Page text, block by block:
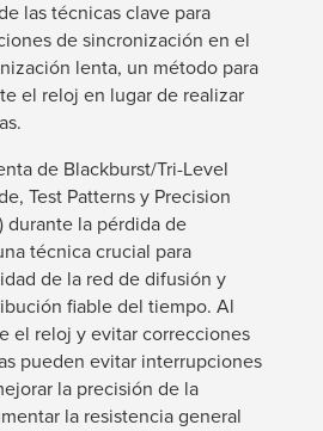
las técnicas clave para
de sincronización en el
lenta, un método para
el reloj en lugar de realizar
de Blackburst/Tri-Level
Test Patterns y Precision
durante la pérdida de
técnica crucial para
de la red de difusión y
fiable del tiempo. Al
el reloj y evitar correcciones
pueden evitar interrupciones
la precisión de la
la resistencia general